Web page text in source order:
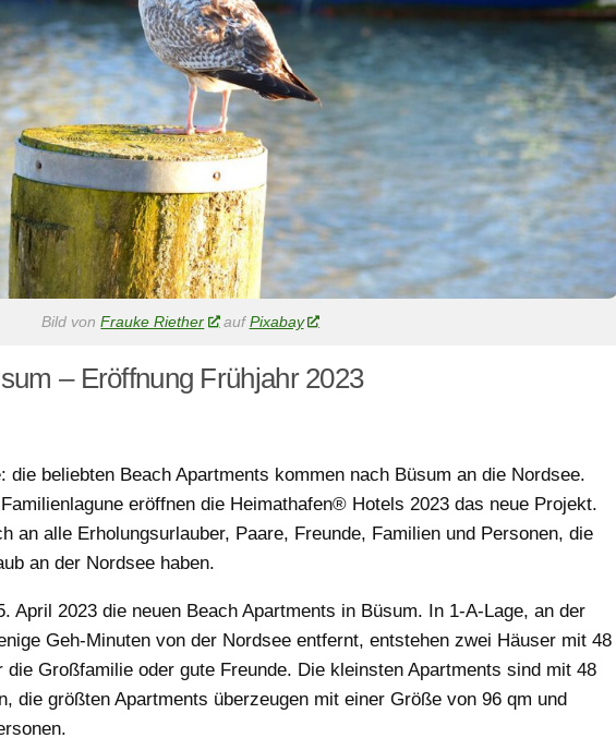
Bild vonFrauke Riether auf Pixabay
– Eröffnung Frühjahr 2023
die beliebten Beach Apartments kommen nach Büsum an die Nordsee.
eröffnen die Heimathafen® Hotels 2023 das neue Projekt.
an alle Erholungsurlauber, Paare, Freunde, Familien und Personen, die
an der Nordsee haben.
April 2023 die neuen Beach Apartments in Büsum. In 1-A-Lage, an der
Geh-Minuten von der Nordsee entfernt, entstehen zwei Häuser mit 48
Großfamilie oder gute Freunde. Die kleinsten Apartments sind mit 48
die größten Apartments überzeugen mit einer Größe von 96 qm und